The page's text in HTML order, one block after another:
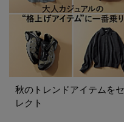
秋のトレンドアイテムをセ
レクト